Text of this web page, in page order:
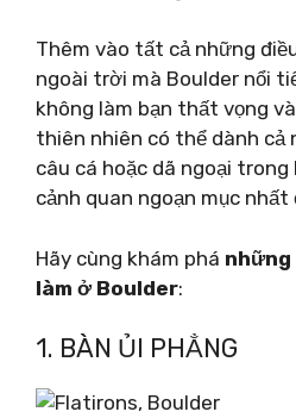
Thêm vào tất cả những
ngoài trời mà Boulder nổi
không làm bạn thất vọng
thiên nhiên có thể dành cả
câu cá hoặc dã ngoại
cảnh quan ngoạn mục nhất
Hãy cùng khám phá những
làm ở Boulder:
1. BÀN ỦI PHẲNG